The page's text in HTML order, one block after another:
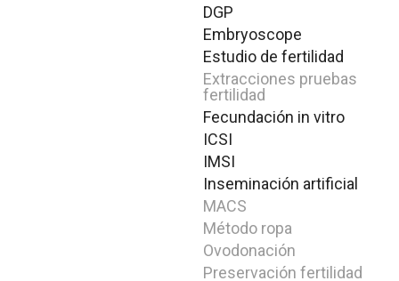
ICSI – Microinyección espermática
Cultivo de embriones hasta blastocisto
Programa Donación de Óvulos
Estudio integral de fertilidad femenina
Estudio de fertilidad masculina
DGP
Embryoscope
Estudio de fertilidad
Extracciones pruebas
fertilidad
Fecundación in vitro
ICSI
IMSI
Inseminación artificial
MACS
Método ropa
Ovodonación
Preservación fertilidad